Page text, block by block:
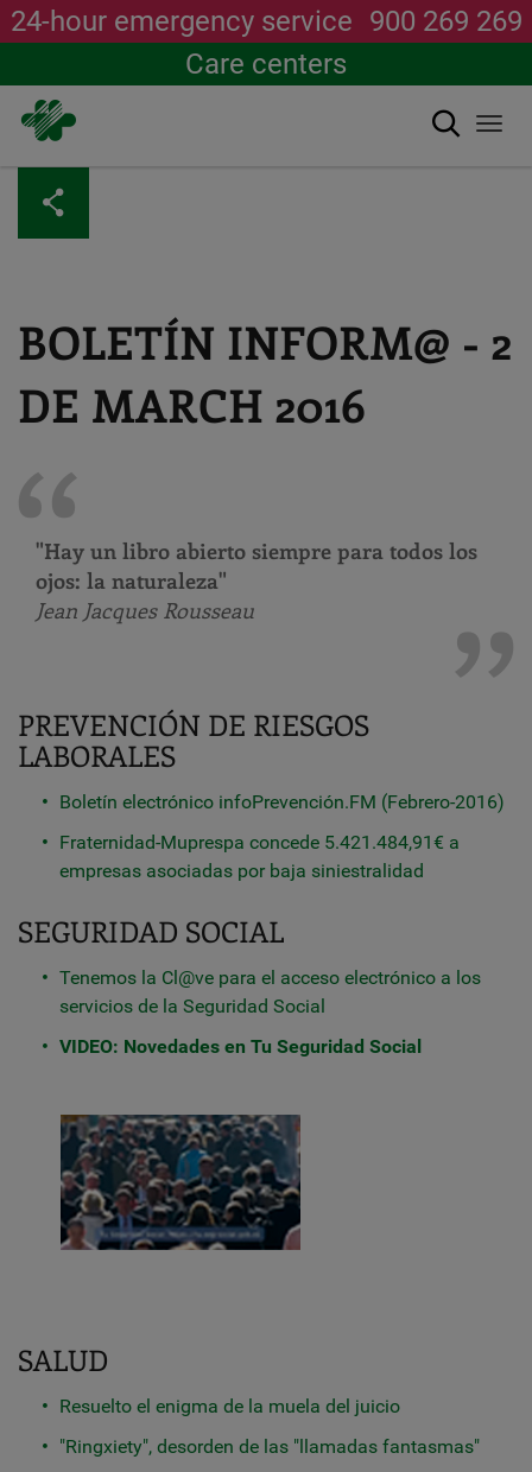
content
24-hour emergency service 900 269 269
Care centers
Search
BOLETÍN INFORM@ - 2
DE MARCH 2016
"Hay un libro abierto siempre para todos los
ojos: la naturaleza"
Jean Jacques Rousseau
PREVENCIÓN DE RIESGOS
LABORALES
Boletín electrónico infoPrevención.FM (Febrero-2016)
Fraternidad-Muprespa concede 5.421.484,91€ a
empresas asociadas por baja siniestralidad
SEGURIDAD SOCIAL
Tenemos la Cl@ve para el acceso electrónico a los
servicios de la Seguridad Social
VIDEO: Novedades en Tu Seguridad Social
SALUD
Resuelto el enigma de la muela del juicio
"Ringxiety", desorden de las "llamadas fantasmas"